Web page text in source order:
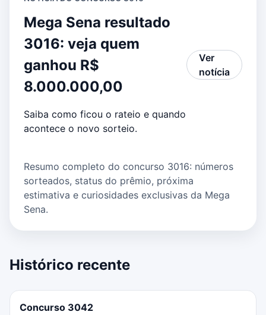
Mega Sena resultado
3016: veja quem
ganhou R$
8.000.000,00
Saiba como ficou o rateio e quando
acontece o novo sorteio.
Ver
notícia
Resumo completo do concurso 3016: números
sorteados, status do prêmio, próxima
estimativa e curiosidades exclusivas da Mega
Sena.
Histórico recente
Concurso 3042